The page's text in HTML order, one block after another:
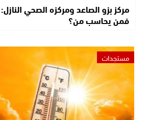
مركز بزو الصاعد ومركزه الصحي
فمن يحاسب من؟
مستجدات